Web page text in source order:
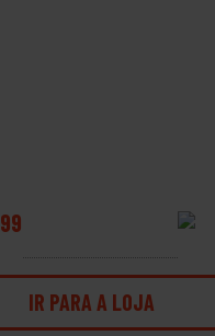
99
IR PARA A LOJA